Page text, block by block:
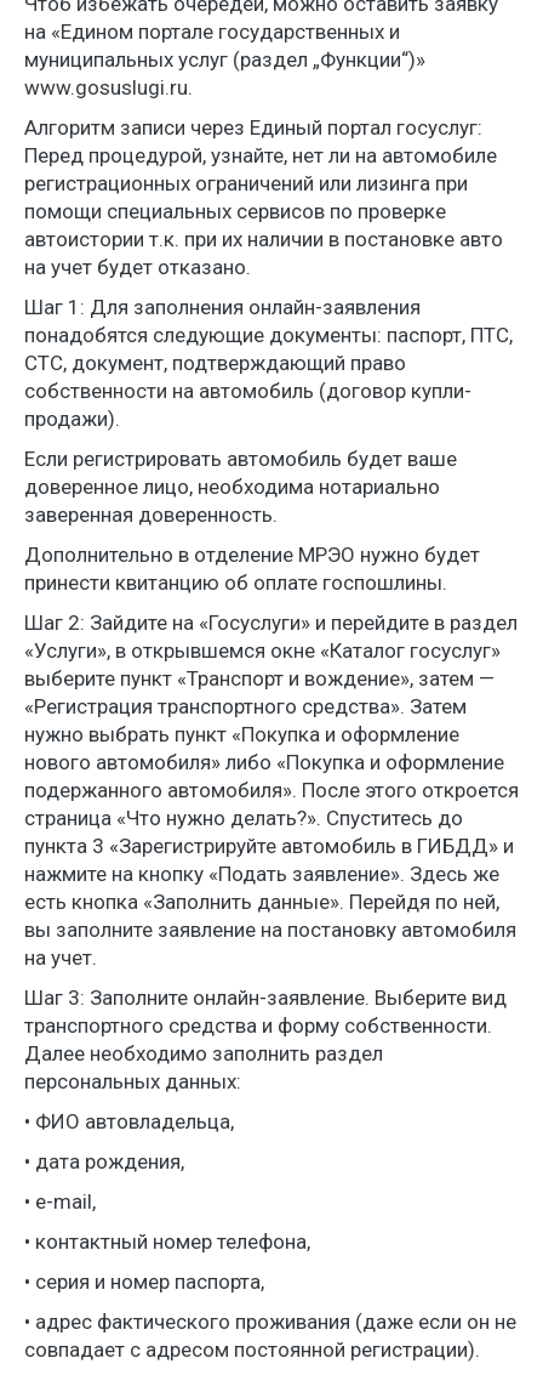
на «Едином портале государственных и
муниципальных услуг (раздел „Функции“)»
www.gosuslugi.ru.
Алгоритм записи через Единый портал госуслуг:
Перед процедурой, узнайте, нет ли на автомобиле
регистрационных ограничений или лизинга при
помощи специальных сервисов по проверке
автоистории т.к. при их наличии в постановке авто
на учет будет отказано.
Шаг 1: Для заполнения онлайн-заявления
понадобятся следующие документы: паспорт, ПТС,
СТС, документ, подтверждающий право
собственности на автомобиль (договор купли-
продажи).
Если регистрировать автомобиль будет ваше
доверенное лицо, необходима нотариально
заверенная доверенность.
Дополнительно в отделение МРЭО нужно будет
принести квитанцию об оплате госпошлины.
Шаг 2: Зайдите на «Госуслуги» и перейдите в раздел
«Услуги», в открывшемся окне «Каталог госуслуг»
выберите пункт «Транспорт и вождение», затем —
«Регистрация транспортного средства». Затем
нужно выбрать пункт «Покупка и оформление
нового автомобиля» либо «Покупка и оформление
подержанного автомобиля». После этого откроется
страница «Что нужно делать?». Спуститесь до
пункта 3 «Зарегистрируйте автомобиль в ГИБДД» и
нажмите на кнопку «Подать заявление». Здесь же
есть кнопка «Заполнить данные». Перейдя по ней,
вы заполните заявление на постановку автомобиля
на учет.
Шаг 3: Заполните онлайн-заявление. Выберите вид
транспортного средства и форму собственности.
Далее необходимо заполнить раздел
персональных данных:
• ФИО автовладельца,
• дата рождения,
• e-mail,
• контактный номер телефона,
• серия и номер паспорта,
• адрес фактического проживания (даже если он не
совпадает с адресом постоянной регистрации).